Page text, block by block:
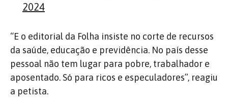
2024
“E o editorial da Folha insiste no corte de recursos
da saúde, educação e previdência. No país desse
pessoal não tem lugar para pobre, trabalhador e
aposentado. Só para ricos e especuladores”, reagiu
a petista.